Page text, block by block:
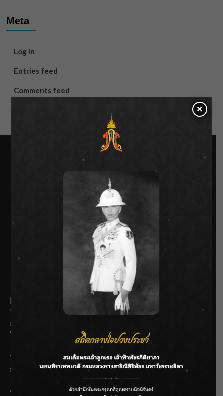
Meta
Log in
Entries feed
Comments feed
SIAMRATH VARIETY
THE BEST ENTERTAINMENT
Recent Posts
กรมประมงฟื้น “บ้านธารทอง” จากป่าเสื่อมโทรม สู่แหล่ง
โปรตีนยั่งยืนตามพระราชดำริ
“MARQUISE (มาร์คีส์) บุกตลาดโกลบอลต่อเนื่อง ส่งซิงเกิลที่
สอง “IRONIC” เปลี่ยนความเจ็บให้กลายเป็นการเอาคืน”
ชลประทานเชียงใหม่เร่งพร่องน้ำแม่น้ำปิง รับมวลน้ำเหนือ ย้ำ
×